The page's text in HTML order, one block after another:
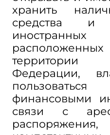
хранить
средства
Федерации,
финансовыми
связи с